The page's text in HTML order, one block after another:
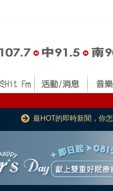
最HOT的即時新聞，你